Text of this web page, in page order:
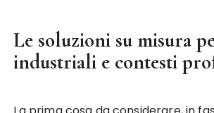
Le soluzioni su misura
industriali e contesti